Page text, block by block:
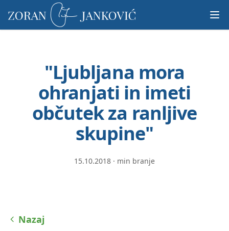
upoštevajte:
To
dostopnosti.
"Ljubljana mora
ohranjati in imeti
občutek za ranljive
skupine"
15.10.2018 · min branje
Nazaj